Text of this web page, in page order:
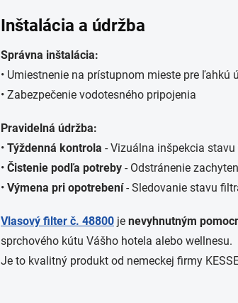
Inštalácia a údržba
Správna inštalácia:
• Umiestnenie na prístupnom mieste pre ľahkú
• Zabezpečenie vodotesného pripojenia
Pravidelná údržba:
• Týždenná kontrola - Vizuálna inšpekcia
• Čistenie podľa potreby - Odstránenie
• Výmena pri opotrebení - Sledovanie stavu
Vlasový filter č. 48800 je nevyhnutným
sprchového kútu Vášho hotela alebo wellnesu.
Je to kvalitný produkt od nemeckej firmy